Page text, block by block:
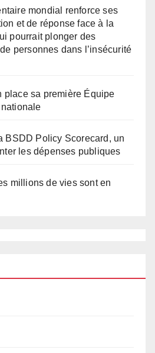
mondial renforce ses
et de réponse face à la
pourrait plonger des
personnes dans l’insécurité
place sa première Équipe
nationale
BSDD Policy Scorecard, un
les dépenses publiques
millions de vies sont en